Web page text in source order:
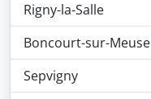
Rigny-la-Salle
Boncourt-sur-Meuse
Sepvigny